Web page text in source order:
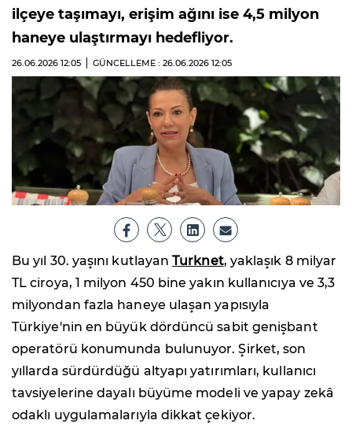
ilçeye taşımayı, erişim ağını ise 4,5 milyon
haneye ulaştırmayı hedefliyor.
26.06.2026 12:05 GÜNCELLEME : 26.06.2026 12:05
Bu yıl 30. yaşını kutlayanTurknet, yaklaşık 8 milyar
TL ciroya, 1 milyon 450 bine yakın kullanıcıya ve 3,3
milyondan fazla haneye ulaşan yapısıyla
Türkiye'nin en büyük dördüncü sabit genişbant
operatörü konumunda bulunuyor. Şirket, son
yıllarda sürdürdüğü altyapı yatırımları, kullanıcı
tavsiyelerine dayalı büyüme modeli ve yapay zekâ
odaklı uygulamalarıyla dikkat çekiyor.